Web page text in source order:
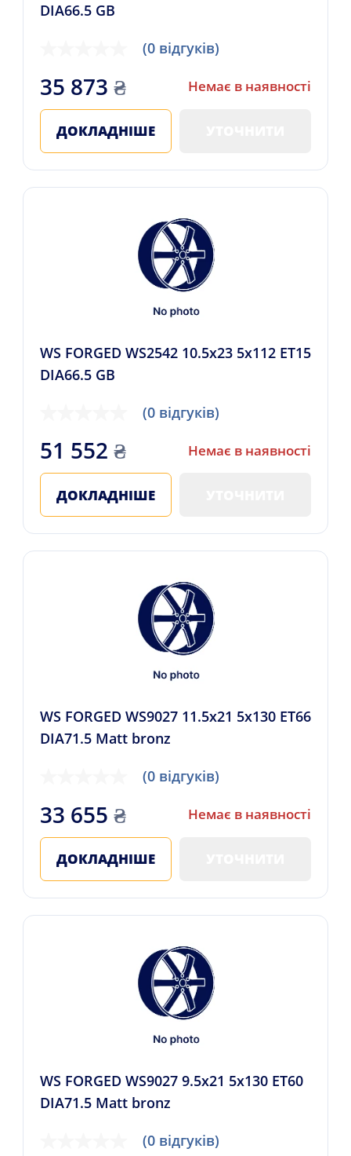
DIA66.5 GB
(0 відгуків)
35 873 ₴ Немає в наявності
ДОКЛАДНІШЕ
WS FORGED WS2542 10.5x23 5x112 ET15
DIA66.5 GB
(0 відгуків)
51 552 ₴ Немає в наявності
ДОКЛАДНІШЕ
WS FORGED WS9027 11.5x21 5x130 ET66
DIA71.5 Matt bronz
(0 відгуків)
33 655 ₴ Немає в наявності
ДОКЛАДНІШЕ
WS FORGED WS9027 9.5x21 5x130 ET60
DIA71.5 Matt bronz
(0 відгуків)